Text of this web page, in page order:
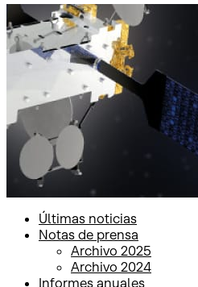
Inicio Sala de prensa
Notas de prensa
Últimas noticias
Notas de prensa
Archivo 2025
Archivo 2024
Informes anuales